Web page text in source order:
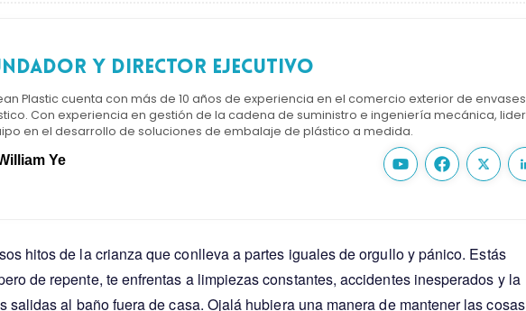
y director ejecutivo
Plastic cuenta con más de 10 años de experiencia en el comercio exterior de
Con experiencia en gestión de la cadena de suministro e ingeniería mecánica,
en el desarrollo de soluciones de embalaje de plástico a medida.
Ye
hitos de la crianza que conlleva a partes iguales de orgullo y pánico. Estás
de repente, te enfrentas a limpiezas constantes, accidentes inesperados y la
salidas al baño fuera de casa. Ojalá hubiera una manera de mantener las cosas